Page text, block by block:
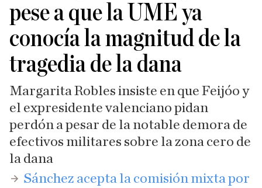
pese a que la UME ya
conocía la magnitud de la
tragedia de la dana
Margarita Robles insiste en que Feijóo y
el expresidente valenciano pidan
perdón a pesar de la notable demora de
efectivos militares sobre la zona cero de
la dana
Sánchez acepta la comisión mixta por